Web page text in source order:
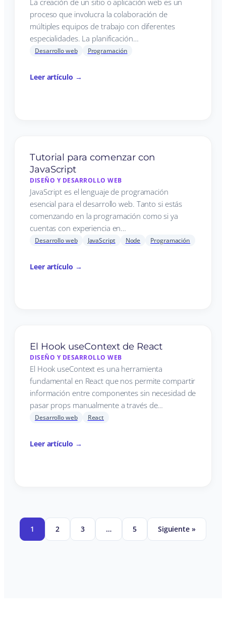
La creación de un sitio o aplicación web es un
proceso que involucra la colaboración de
múltiples equipos de trabajo con diferentes
especialidades. La planificación…
Desarrollo web Programación
Leer artículo →
Tutorial para comenzar con
JavaScript
DISEÑO Y DESARROLLO WEB
JavaScript es el lenguaje de programación
esencial para el desarrollo web. Tanto si estás
comenzando en la programación como si ya
cuentas con experiencia en…
Desarrollo web JavaScript Node Programación
Leer artículo →
El Hook useContext de React
DISEÑO Y DESARROLLO WEB
El Hook useContext es una herramienta
fundamental en React que nos permite compartir
información entre componentes sin necesidad de
pasar props manualmente a través de…
Desarrollo web React
Leer artículo →
1 2 3 … 5 Siguiente »